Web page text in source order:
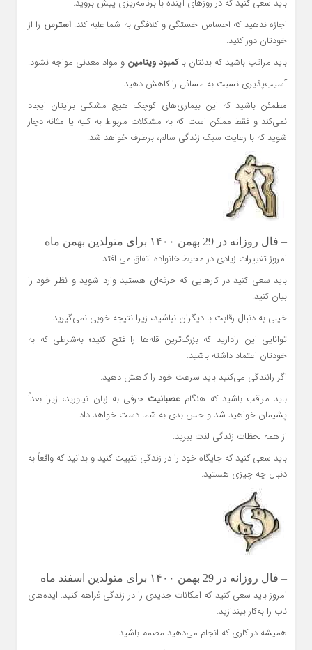
باید سعی کنید که در روزهای آینده با برنامه‌ریزی پیش بروید.
اجازه ندهید که احساس خستگی و کلافگی به شما غلبه کند.استرس را از
خودتان دور کنید.
باید مراقب باشید که بدنتان باکمبود ویتامین و مواد معدنی مواجه نشود.
آسیب‌پذیری نسبت به مسائل را کاهش دهید.
مطمئن باشید که این بیماری‌های کوچک هیچ مشکلی برایتان ایجاد
نمی‌کند و فقط ممکن است که به مشکلات مربوط به کلیه یا مثانه دچار
شوید که با رعایت سبک زندگی سالم، برطرف خواهد شد.
– فال روزانه در 29 بهمن ۱۴۰۰ برای متولدین بهمن ماه
امروز تغییرات زیادی در محیط خانواده اتفاق می افتد.
باید سعی کنید در کارهایی که حرفه‌ای هستید وارد شوید و نظر خود را
بیان کنید.
خیلی به دنبال رقابت با دیگران نباشید، زیرا نتیجه خوبی نمی‌گیرید.
توانایی این رادارید که بزرگ‌ترین قله‌ها را فتح کنید؛ به‌شرطی که به
خودتان اعتماد داشته باشید.
اگر رانندگی می‌کنید باید سرعت خود را کاهش دهید.
باید مراقب باشید که هنگام عصبانیت حرفی به زبان نیاورید، زیرا بعداً
پشیمان خواهید شد و حس بدی به شما دست خواهد داد.
از همه لحظات زندگی لذت ببرید.
باید سعی کنید که جایگاه خود را در زندگی تثبیت کنید و بدانید که واقعاً به
دنبال چه چیزی هستید.
– فال روزانه در 29 بهمن ۱۴۰۰ برای متولدین اسفند ماه
امروز باید سعی کنید که امکانات جدیدی را در زندگی فراهم کنید. ایده‌های
ناب را به‌کار بیندازید.
همیشه در کاری که انجام می‌دهید مصمم باشید.